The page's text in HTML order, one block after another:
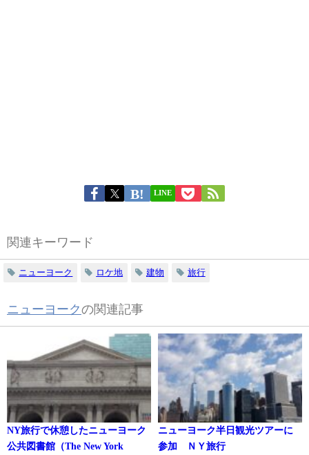
LINE
関連キーワード
ニューヨーク ロケ地 建物 旅行
ニューヨークの関連記事
NY旅行で休憩したニューヨーク
公共図書館（The New York
ニューヨーク半日観光ツアーに
参加 ＮＹ旅行